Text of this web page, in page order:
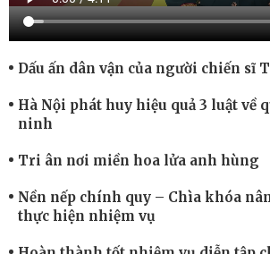
Dấu ấn dân vận của người chiến sĩ
Hà Nội phát huy hiệu quả 3 luật về
ninh
Tri ân nơi miền hoa lửa anh hùng
Nền nếp chính quy – Chìa khóa
thực hiện nhiệm vụ